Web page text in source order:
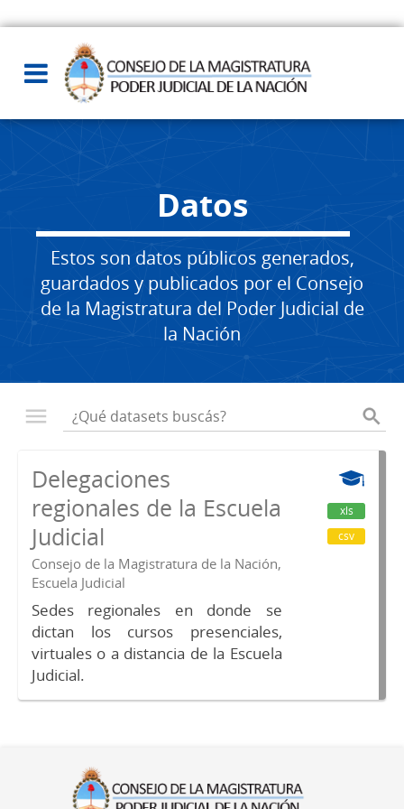
Datos
Estos son datos públicos generados,
guardados y publicados por el Consejo
de la Magistratura del Poder Judicial de
la Nación
Delegaciones
regionales de la Escuela
Judicial
Consejo de la Magistratura de la Nación,
Escuela Judicial
Sedes regionales en donde se
dictan los cursos presenciales,
virtuales o a distancia de la Escuela
Judicial.
xls
csv